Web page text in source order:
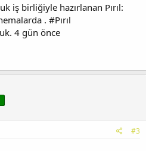
iş birliğiyle hazırlanan Pırıl:
. #Pırıl
4 gün önce
#3